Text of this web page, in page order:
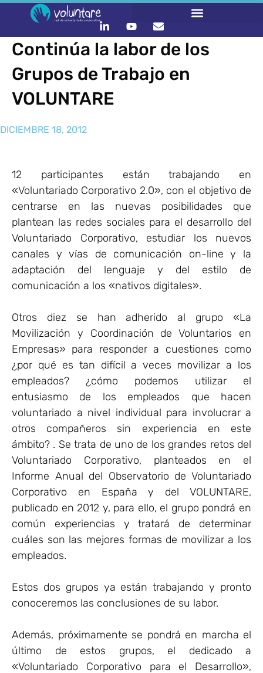
Continúa la labor de los
Grupos de Trabajo en
VOLUNTARE
DICIEMBRE 18, 2012
12 participantes están trabajando en
«Voluntariado Corporativo 2.0», con el objetivo de
centrarse en las nuevas posibilidades que
plantean las redes sociales para el desarrollo del
Voluntariado Corporativo, estudiar los nuevos
canales y vías de comunicación on-line y la
adaptación del lenguaje y del estilo de
comunicación a los «nativos digitales».
Otros diez se han adherido al grupo «La
Movilización y Coordinación de Voluntarios en
Empresas» para responder a cuestiones como
¿por qué es tan difícil a veces movilizar a los
empleados? ¿cómo podemos utilizar el
entusiasmo de los empleados que hacen
voluntariado a nivel individual para involucrar a
otros compañeros sin experiencia en este
ámbito? . Se trata de uno de los grandes retos del
Voluntariado Corporativo, planteados en el
Informe Anual del Observatorio de Voluntariado
Corporativo en España y del VOLUNTARE,
publicado en 2012 y, para ello, el grupo pondrá en
común experiencias y tratará de determinar
cuáles son las mejores formas de movilizar a los
empleados.
Estos dos grupos ya están trabajando y pronto
conoceremos las conclusiones de su labor.
Además, próximamente se pondrá en marcha el
último de estos grupos, el dedicado a
«Voluntariado Corporativo para el Desarrollo»,